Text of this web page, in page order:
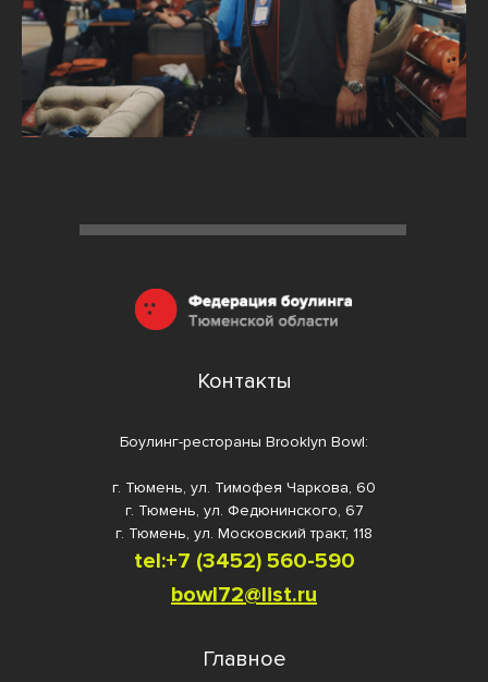
Контакты
Боулинг-рестораны Brooklyn Bowl:
г. Тюмень, ул. Тимофея Чаркова, 60
г. Тюмень, ул. Федюнинского, 67
г. Тюмень, ул. Московский тракт, 118
tel:+7 (3452) 560-590
bowl72@list.ru
Главное